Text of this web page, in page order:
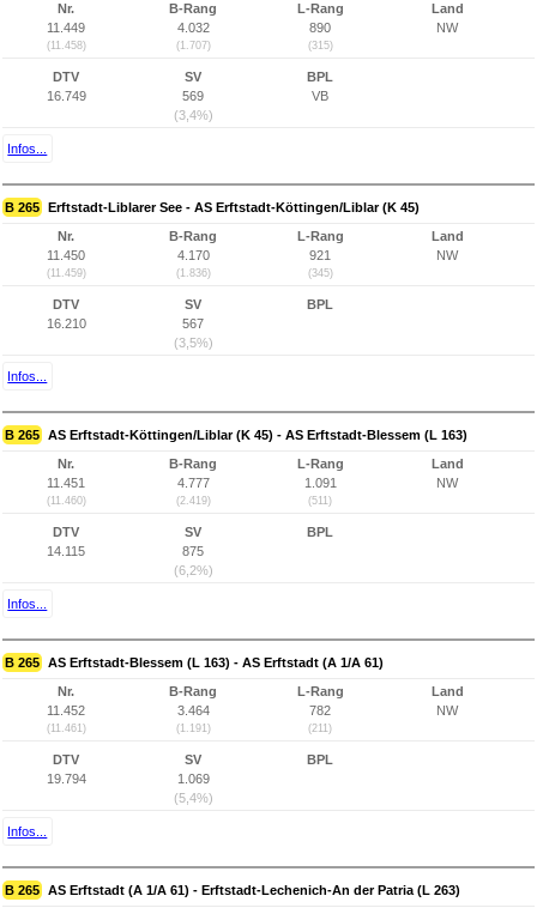
Nr.
11.449
(11.458)
B-Rang
4.032
(1.707)
L-Rang
890
(315)
Land
NW
DTV
16.749
SV
569
(3,4%)
BPL
VB
Infos...
B 265 Erftstadt-Liblarer See - AS Erftstadt-Köttingen/Liblar (K 45)
Nr.
11.450
(11.459)
B-Rang
4.170
(1.836)
L-Rang
921
(345)
Land
NW
DTV
16.210
SV
567
(3,5%)
BPL
Infos...
B 265 AS Erftstadt-Köttingen/Liblar (K 45) - AS Erftstadt-Blessem (L 163)
Nr.
11.451
(11.460)
B-Rang
4.777
(2.419)
L-Rang
1.091
(511)
Land
NW
DTV
14.115
SV
875
(6,2%)
BPL
Infos...
B 265 AS Erftstadt-Blessem (L 163) - AS Erftstadt (A 1/A 61)
Nr.
11.452
(11.461)
B-Rang
3.464
(1.191)
L-Rang
782
(211)
Land
NW
DTV
19.794
SV
1.069
(5,4%)
BPL
Infos...
B 265 AS Erftstadt (A 1/A 61) - Erftstadt-Lechenich-An der Patria (L 263)